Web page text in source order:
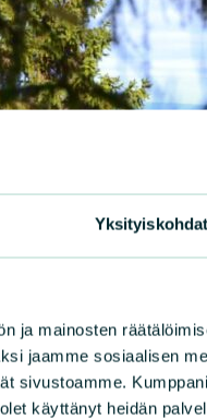
Yksityiskohdat
ja mainosten
jaamme sosiaalisen
sivustoamme.
käyttänyt heidän